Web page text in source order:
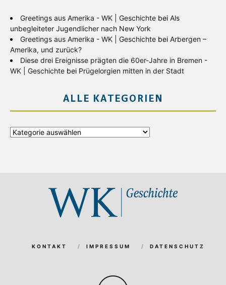
Greetings aus Amerika - WK | Geschichte bei Als
unbegleiteter Jugendlicher nach New York
Greetings aus Amerika - WK | Geschichte bei Arbergen –
Amerika, und zurück?
Diese drei Ereignisse prägten die 60er-Jahre in Bremen -
WK | Geschichte bei Prügelorgien mitten in der Stadt
ALLE KATEGORIEN
Alle
KONTAKT IMPRESSUM DATENSCHUTZ